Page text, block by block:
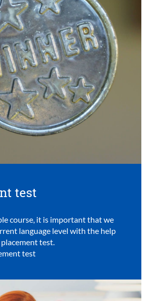
test
course, it is important that we
language level with the help
test.
test